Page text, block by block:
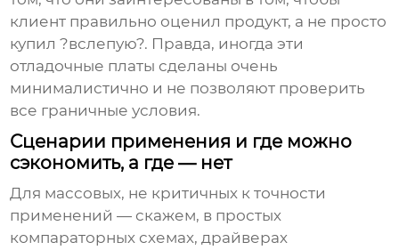
клиент правильно оценил продукт, а не просто
купил ?вслепую?. Правда, иногда эти
отладочные платы сделаны очень
минималистично и не позволяют проверить
все граничные условия.
Сценарии применения и где можно
сэкономить, а где — нет
Для массовых, не критичных к точности
применений — скажем, в простых
компараторных схемах, драйверах